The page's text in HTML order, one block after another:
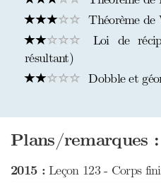
Théorème de
Loi de
résultant)
Dobble et
Plans/remarques :
2015 :Leçon 123 - Corps